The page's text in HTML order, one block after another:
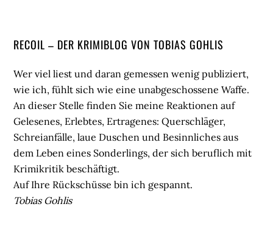
Seitenspalte
RECOIL – DER KRIMIBLOG VON TOBIAS GOHLIS
Wer viel liest und daran gemessen wenig publiziert,
wie ich, fühlt sich wie eine unabgeschossene Waffe.
An dieser Stelle finden Sie meine Reaktionen auf
Gelesenes, Erlebtes, Ertragenes: Querschläger,
Schreianfälle, laue Duschen und Besinnliches aus
dem Leben eines Sonderlings, der sich beruflich mit
Krimikritik beschäftigt.
Auf Ihre Rückschüsse bin ich gespannt.
Tobias Gohlis